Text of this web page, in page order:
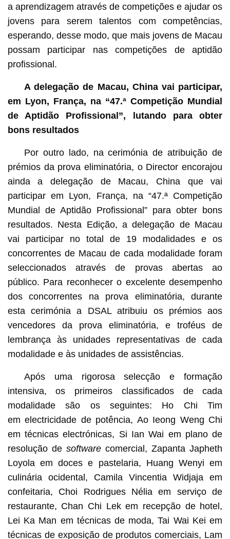
a aprendizagem através de competições e ajudar os
jovens para serem talentos com competências,
esperando, desse modo, que mais jovens de Macau
possam participar nas competições de aptidão
profissional.
A delegação de Macau, China vai participar,
em Lyon, França, na “47.ª Competição Mundial
de Aptidão Profissional”, lutando para obter
bons resultados
Por outro lado, na cerimónia de atribuição de
prémios da prova eliminatória, o Director encorajou
ainda a delegação de Macau, China que vai
participar em Lyon, França, na “47.ª Competição
Mundial de Aptidão Profissional” para obter bons
resultados. Nesta Edição, a delegação de Macau
vai participar no total de 19 modalidades e os
concorrentes de Macau de cada modalidade foram
seleccionados através de provas abertas ao
público. Para reconhecer o excelente desempenho
dos concorrentes na prova eliminatória, durante
esta cerimónia a DSAL atribuiu os prémios aos
vencedores da prova eliminatória, e troféus de
lembrança às unidades representativas de cada
modalidade e às unidades de assistências.
Após uma rigorosa selecção e formação
intensiva, os primeiros classificados de cada
modalidade são os seguintes: Ho Chi Tim
em electricidade de potência, Ao Ieong Weng Chi
em técnicas electrónicas, Si Ian Wai em plano de
resolução de softwarecomercial, Zapanta Japheth
Loyola em doces e pastelaria, Huang Wenyi em
culinária ocidental, Camila Vincentia Widjaja em
confeitaria, Choi Rodrigues Nélia em serviço de
restaurante, Chan Chi Lek em recepção de hotel,
Lei Ka Man em técnicas de moda, Tai Wai Kei em
técnicas de exposição de produtos comerciais, Lam